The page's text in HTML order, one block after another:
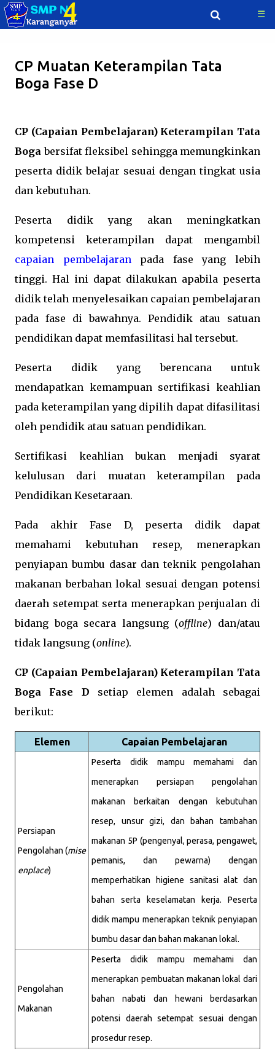
☰
CP Muatan Keterampilan Tata
Boga Fase D
CP (Capaian Pembelajaran) Keterampilan Tata
Boga bersifat fleksibel sehingga memungkinkan
peserta didik belajar sesuai dengan tingkat usia
dan kebutuhan.
Peserta didik yang akan meningkatkan
kompetensi keterampilan dapat mengambil
capaian pembelajaranpada fase yang lebih
tinggi. Hal ini dapat dilakukan apabila peserta
didik telah menyelesaikan capaian pembelajaran
pada fase di bawahnya. Pendidik atau satuan
pendidikan dapat memfasilitasi hal tersebut.
Peserta didik yang berencana untuk
mendapatkan kemampuan sertifikasi keahlian
pada keterampilan yang dipilih dapat difasilitasi
oleh pendidik atau satuan pendidikan.
Sertifikasi keahlian bukan menjadi syarat
kelulusan dari muatan keterampilan pada
Pendidikan Kesetaraan.
Pada akhir Fase D, peserta didik dapat
memahami kebutuhan resep, menerapkan
penyiapan bumbu dasar dan teknik pengolahan
makanan berbahan lokal sesuai dengan potensi
daerah setempat serta menerapkan penjualan di
bidang boga secara langsung (offline) dan/atau
tidak langsung (online).
CP (Capaian Pembelajaran) Keterampilan Tata
Boga Fase D setiap elemen adalah sebagai
berikut:
Elemen Capaian Pembelajaran
Persiapan
Pengolahan (mise
enplace)
Peserta didik mampu memahami dan
menerapkan persiapan pengolahan
makanan berkaitan dengan kebutuhan
resep, unsur gizi, dan bahan tambahan
makanan 5P (pengenyal, perasa, pengawet,
pemanis, dan pewarna) dengan
memperhatikan higiene sanitasi alat dan
bahan serta keselamatan kerja. Peserta
didik mampu menerapkan teknik penyiapan
bumbu dasar dan bahan makanan lokal.
Pengolahan
Makanan
Peserta didik mampu memahami dan
menerapkan pembuatan makanan lokal dari
bahan nabati dan hewani berdasarkan
potensi daerah setempat sesuai dengan
prosedur resep.